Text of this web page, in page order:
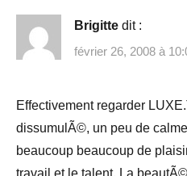
Brigitte dit :
février 26, 2008 à
Effectivement regarder
dissumulÃ©, un peu de
beaucoup beaucoup de
travail et le talent. La